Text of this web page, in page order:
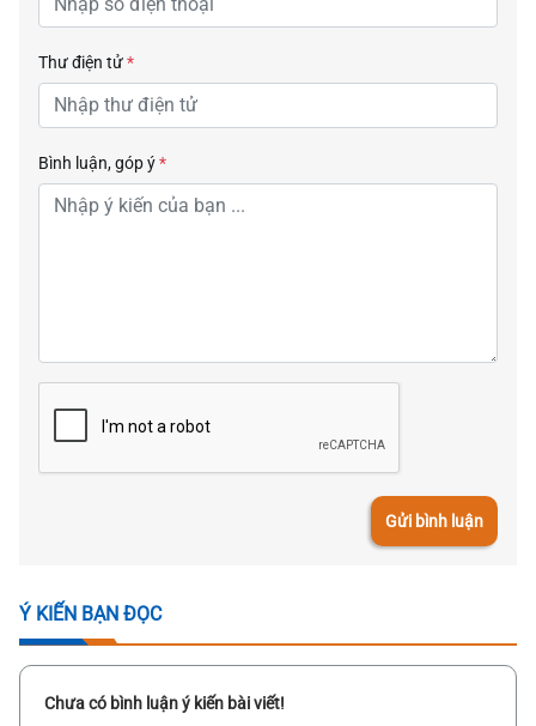
Thư điện tử*
Bình luận, góp ý*
Gửi bình luận
Ý KIẾN BẠN ĐỌC
Chưa có bình luận ý kiến bài viết!